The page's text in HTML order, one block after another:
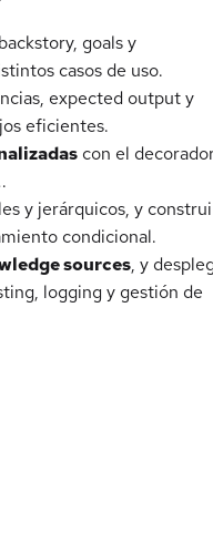
goals y
casos de uso.
expected output y
eficientes.
con el
.
y jerárquicos, y
condicional.
sources, y
logging y gestión de